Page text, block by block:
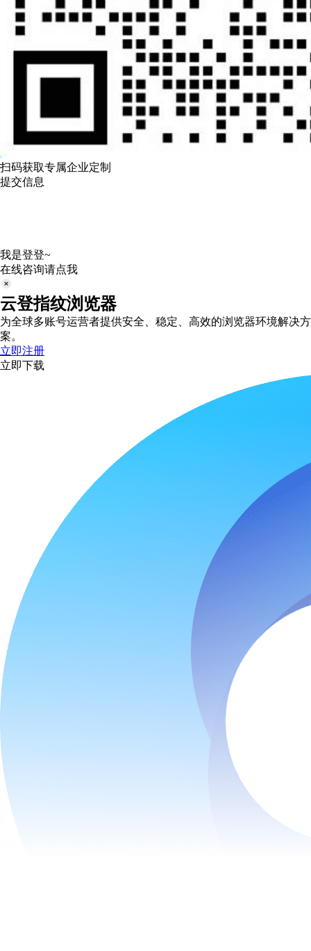
扫码获取专属企业定制
提交信息
我是登登~
在线咨询请点我
云登指纹浏览器
为全球多账号运营者提供安全、稳定、高效的浏览器环境解决方
案。
立即注册
立即下载